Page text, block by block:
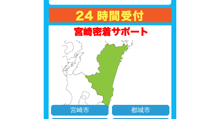
宮崎市
都城市